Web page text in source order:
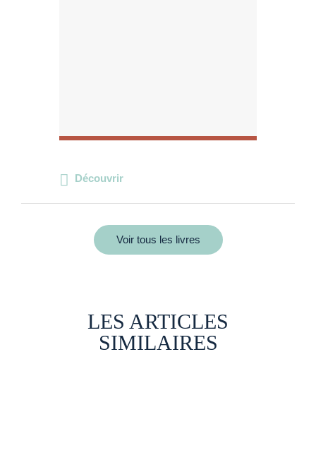
Découvrir
Voir tous les livres
LES ARTICLES
SIMILAIRES